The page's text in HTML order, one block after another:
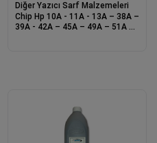
Diğer Yazıcı Sarf Malzemeleri
Chip Hp 10A - 11A - 13A – 38A –
39A - 42A – 45A – 49A – 51A –